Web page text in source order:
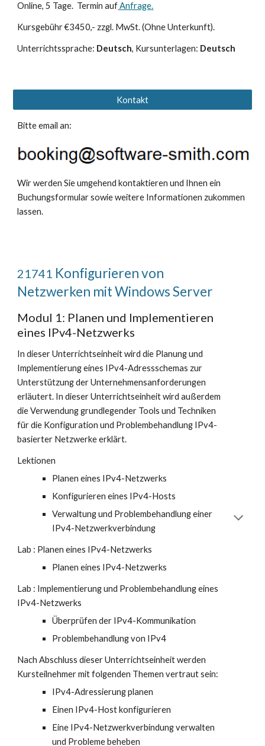
Online, 5 Tage. Termin aufAnfrage.
Kursgebühr €3450,- zzgl. MwSt. (Ohne Unterkunft).
Unterrichtssprache: Deutsch, Kursunterlagen: Deutsch
Kontakt
Bitte email an:
Wir werden Sie umgehend kontaktieren und Ihnen ein
Buchungsformular sowie weitere Informationen zukommen
lassen.
21741 Konfigurieren von
Netzwerken mit Windows Server
Modul 1: Planen und Implementieren
eines IPv4-Netzwerks
In dieser Unterrichtseinheit wird die Planung und
Implementierung eines IPv4-Adressschemas zur
Unterstützung der Unternehmensanforderungen
erläutert. In dieser Unterrichtseinheit wird außerdem
die Verwendung grundlegender Tools und Techniken
für die Konfiguration und Problembehandlung IPv4-
basierter Netzwerke erklärt.
Lektionen
Planen eines IPv4-Netzwerks
Konfigurieren eines IPv4-Hosts
Verwaltung und Problembehandlung einer
IPv4-Netzwerkverbindung
Lab : Planen eines IPv4-Netzwerks
Planen eines IPv4-Netzwerks
Lab : Implementierung und Problembehandlung eines
IPv4-Netzwerks
Überprüfen der IPv4-Kommunikation
Problembehandlung von IPv4
Nach Abschluss dieser Unterrichtseinheit werden
Kursteilnehmer mit folgenden Themen vertraut sein:
IPv4-Adressierung planen
Einen IPv4-Host konfigurieren
Eine IPv4-Netzwerkverbindung verwalten
und Probleme beheben